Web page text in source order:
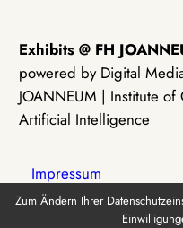
Exhibits @ FH
powered by Digital
JOANNEUM | Institute
Artificial Intelligence
Impressum
Zum Ändern Ihrer